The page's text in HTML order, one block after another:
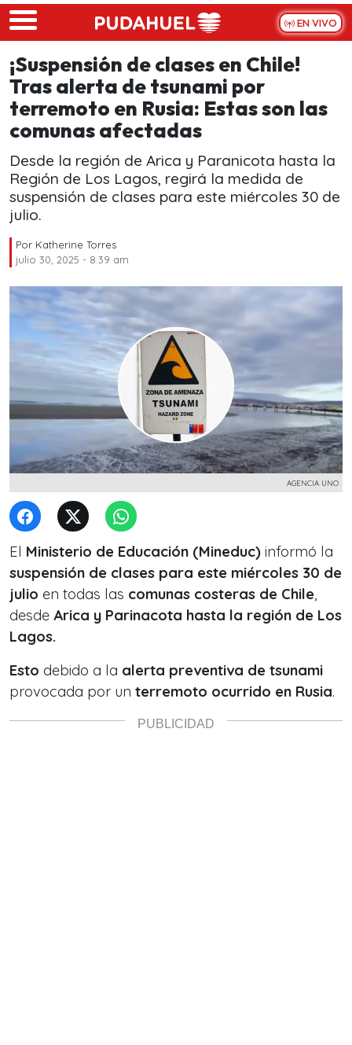
Skip to main content
EN VIVO
¡Suspensión de clases en Chile!
Tras alerta de tsunami por
terremoto en Rusia: Estas son las
comunas afectadas
Desde la región de Arica y Paranicota hasta la
Región de Los Lagos, regirá la medida de
suspensión de clases para este miércoles 30 de
julio.
Por Katherine Torres
julio 30, 2025 - 8:39 am
AGENCIA UNO
El Ministerio de Educación (Mineduc) informó la
suspensión de clases para este miércoles 30 de
julio en todas las comunas costeras de Chile,
desde Arica y Parinacota hasta la región de Los
Lagos.
Esto debido a la alerta preventiva de tsunami
provocada por un terremoto ocurrido en Rusia.